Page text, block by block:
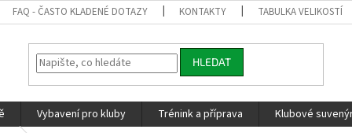
FAQ - ČASTO KLADENÉ DOTAZY KONTAKTY TABULKA VELIKOSTÍ
HLEDAT
Vybavení pro kluby Trénink a příprava Klubové